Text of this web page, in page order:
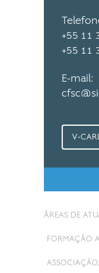
+55 11
+55 11
E-mail:
V-
ÁREAS DE
FORMAÇÃO